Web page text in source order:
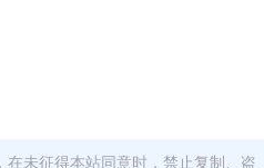
未征得本站同意时，禁止复制、盗